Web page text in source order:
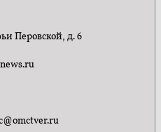
Перовской, д. 6